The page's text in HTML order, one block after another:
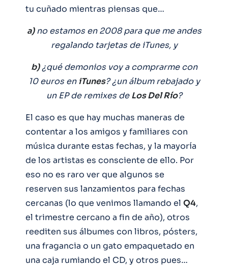
tu cuñado mientras piensas que…
a)no estamos en 2008 para que me andes
regalando tarjetas de iTunes, y
b)¿qué demonios voy a comprarme con
10 euros eniTunes? ¿un álbum rebajado y
un EP de remixes deLos Del Río?
El caso es que hay muchas maneras de
contentar a los amigos y familiares con
música durante estas fechas, y la mayoría
de los artistas es consciente de ello. Por
eso no es raro ver que algunos se
reserven sus lanzamientos para fechas
cercanas (lo que venimos llamando el Q4,
el trimestre cercano a fin de año), otros
reediten sus álbumes con libros, pósters,
una fragancia o un gato empaquetado en
una caja rumiando el CD, y otros pues…